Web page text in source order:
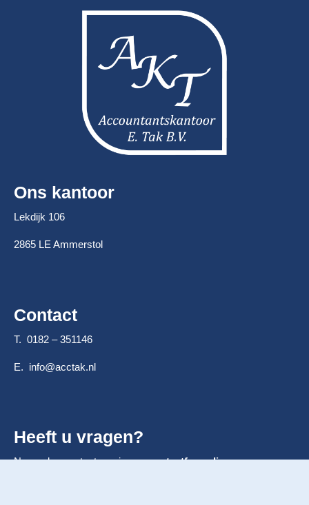
Ons kantoor
Lekdijk 106
2865 LE Ammerstol
Contact
T. 0182 – 351146
E. info@acctak.nl
Heeft u vragen?
Neem dan contact op via onscontactformulier